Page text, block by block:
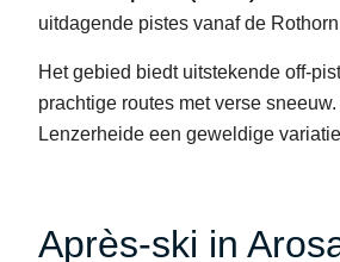
uitdagende pistes vanaf de
Het gebied biedt uitstekende off-
prachtige routes met verse
Lenzerheide een geweldige
Après-ski in